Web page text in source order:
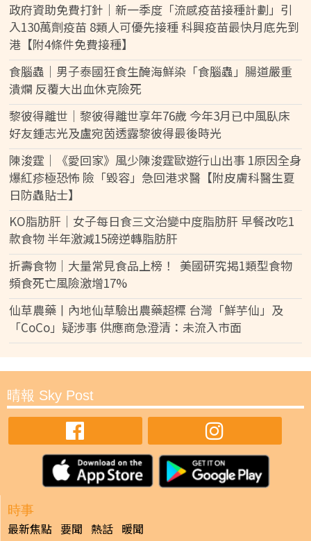
政府資助免費打針｜新一季度「流感疫苗接種計劃」引
入130萬劑疫苗 8類人可優先接種 科興疫苗最快月底先到
港【附4條件免費接種】
食腦蟲｜男子泰國狂食生醃海鮮染「食腦蟲」腸道嚴重
潰爛 反覆大出血休克險死
黎彼得離世｜黎彼得離世享年76歲 今年3月已中風臥床
好友鍾志光及盧宛茵透露黎彼得最後時光
陳浚霆｜《愛回家》風少陳浚霆歐遊行山出事 1原因全身
爆紅疹極恐怖 險「毀容」急回港求醫【附皮膚科醫生夏
日防蟲貼士】
KO脂肪肝｜女子每日食三文治變中度脂肪肝 早餐改吃1
款食物 半年激減15磅逆轉脂肪肝
折壽食物｜大量常見食品上榜！ 美國研究揭1類型食物
頻食死亡風險激增17%
仙草農藥丨內地仙草驗出農藥超標 台灣「鮮芋仙」及
「CoCo」疑涉事 供應商急澄清：未流入市面
晴報 Sky Post
時事
最新焦點 要聞 熱話 暖聞